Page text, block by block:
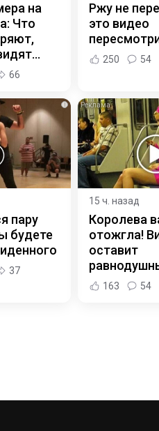
на
Что
66
Ржу не
это видео
250 54
i
пару
будете
37
15 ч. назад
Королева
отожгла!
оставит
163 54